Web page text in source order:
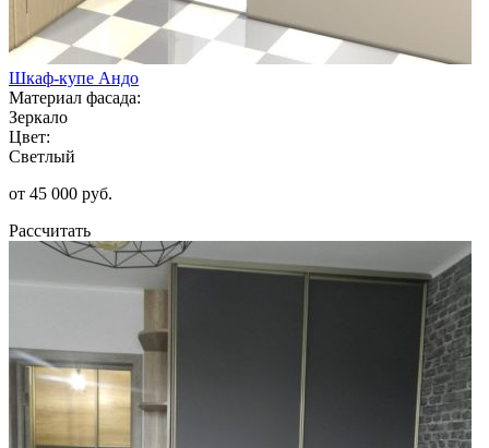
Шкаф-купе Андо
Материал фасада:
Зеркало
Цвет:
Светлый
от 45 000 руб.
Рассчитать